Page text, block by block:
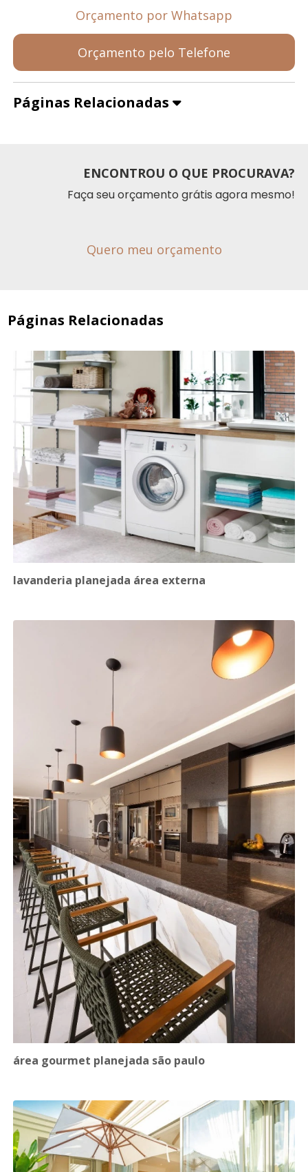
Orçamento por Whatsapp
Orçamento pelo Telefone
Páginas Relacionadas
ENCONTROU O QUE PROCURAVA?
Faça seu orçamento grátis agora mesmo!
Quero meu orçamento
Páginas Relacionadas
lavanderia planejada área externa
área gourmet planejada são paulo